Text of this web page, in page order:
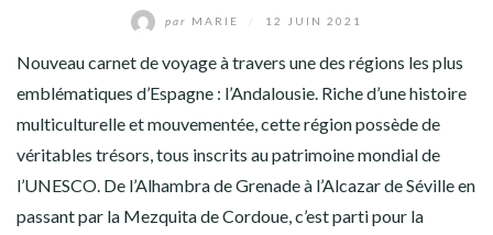
par MARIE 12 JUIN 2021
Nouveau carnet de voyage à travers une des régions les plus
emblématiques d’Espagne : l’Andalousie. Riche d’une histoire
multiculturelle et mouvementée, cette région possède de
véritables trésors, tous inscrits au patrimoine mondial de
l’UNESCO. De l’Alhambra de Grenade à l’Alcazar de Séville en
passant par la Mezquita de Cordoue, c’est parti pour la